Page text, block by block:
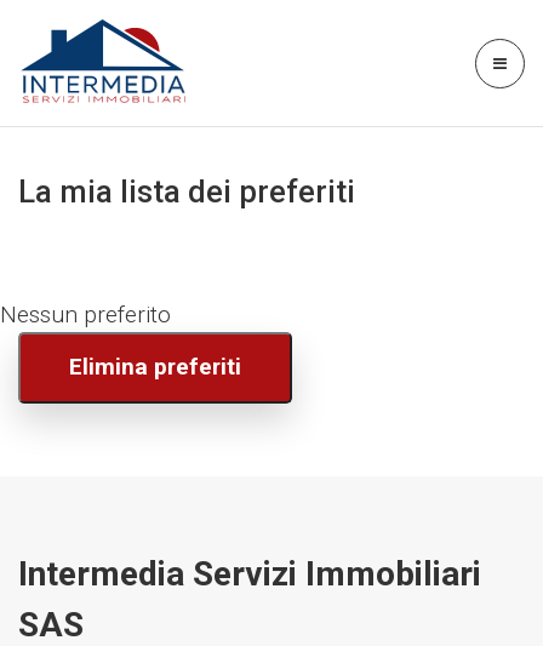
La mia lista dei preferiti
Nessun preferito
Elimina preferiti
Intermedia Servizi Immobiliari
SAS